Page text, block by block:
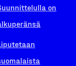
on